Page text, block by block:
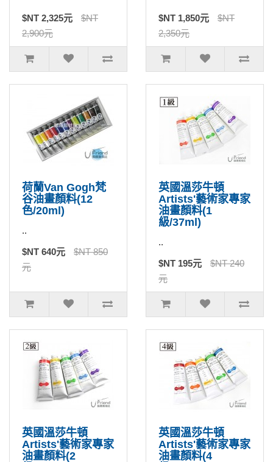
$NT 2,325元
$NT
2,900元
$NT 1,850元
$NT
2,350元
荷蘭Van Gogh梵
谷油畫顏料(12
色/20ml)
..
$NT 640元
$NT 850
元
英國溫莎牛頓
Artists'藝術家專家
油畫顏料(1
級/37ml)
..
$NT 195元
$NT 240
元
英國溫莎牛頓
Artists'藝術家專家
油畫顏料(2
英國溫莎牛頓
Artists'藝術家專家
油畫顏料(4